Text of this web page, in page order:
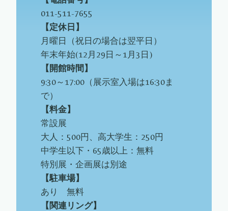
011-511-7655
【定休日】
月曜日（祝日の場合は翌平日）
年末年始(12月29日～1月3日)
【開館時間】
9:30～17:00（展示室入場は16:30ま
で）
【料金】
常設展
大人：500円、高大学生：250円
中学生以下・65歳以上：無料
特別展・企画展は別途
【駐車場】
あり 無料
【関連リング】